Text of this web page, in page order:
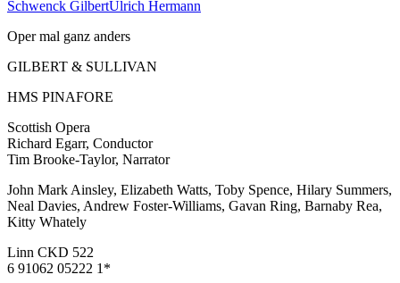
Schwenck GilbertUlrich Hermann
Oper mal ganz anders
GILBERT & SULLIVAN
HMS PINAFORE
Scottish Opera
Richard Egarr, Conductor
Tim Brooke-Taylor, Narrator
John Mark Ainsley, Elizabeth Watts, Toby Spence, Hilary Summers,
Neal Davies, Andrew Foster-Williams, Gavan Ring, Barnaby Rea,
Kitty Whately
Linn CKD 522
6 91062 05222 1*